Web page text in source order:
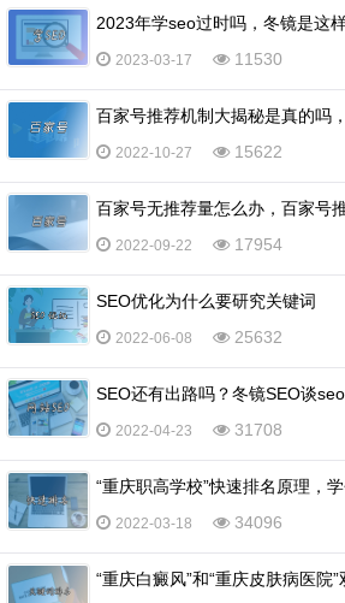
2023年学seo过时吗，冬镜是这
2023-03-17 11530
2022-10-27 15622
2022-09-22 17954
SEO优化为什么要研究关键词
2022-06-08 25632
2022-04-23 31708
2022-03-18 34096